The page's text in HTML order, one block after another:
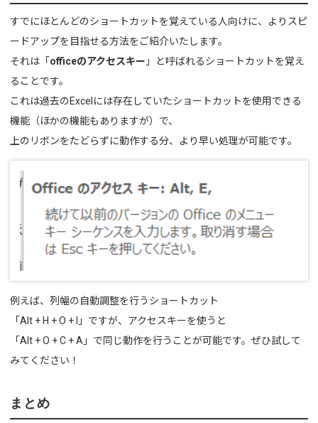
すでにほとんどのショートカットを覚えている人向けに、よりスピ
ードアップを目指せる方法をご紹介いたします。
それは「 officeのアクセスキー 」と呼ばれるショートカットを覚え
ることです。
これは過去のExcelには存在していたショートカットを使用できる
機能（ほかの機能もありますが）で、
上のリボンをたどらずに動作する分、より早い処理が可能です。
例えば、列幅の自動調整を行うショートカット
「Alt + H + O + I」ですが、アクセスキーを使うと
「Alt + O + C + A」で同じ動作を行うことが可能です。ぜひ試して
みてください！
まとめ